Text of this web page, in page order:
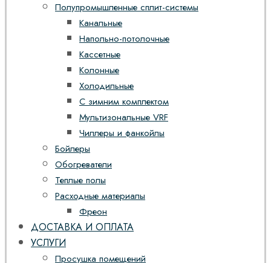
Полупромышленные сплит-системы
Канальные
Напольно-потолочные
Кассетные
Колонные
Холодильные
С зимним комплектом
Мультизональные VRF
Чиллеры и фанкойлы
Бойлеры
Обогреватели
Теплые полы
Расходные материалы
Фреон
ДОСТАВКА И ОПЛАТА
УСЛУГИ
Просушка помещений